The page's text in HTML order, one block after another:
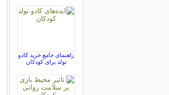
راهنمای جامع خرید کادو
تولد برای کودکان